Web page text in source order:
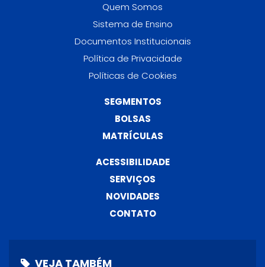
Quem Somos
Sistema de Ensino
Documentos Institucionais
Política de Privacidade
Políticas de Cookies
SEGMENTOS
BOLSAS
MATRÍCULAS
ACESSIBILIDADE
SERVIÇOS
NOVIDADES
CONTATO
VEJA TAMBÉM